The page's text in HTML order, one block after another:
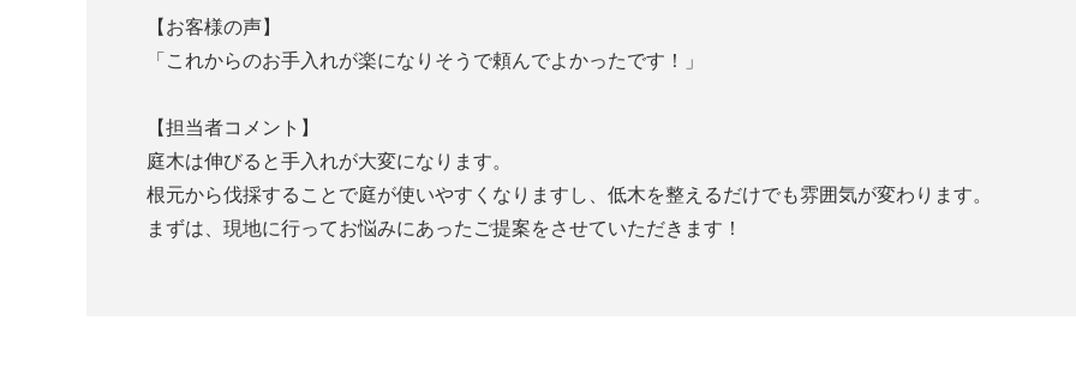
【お客様の声】
「これからのお手入れが楽になりそうで頼んでよかったです！」
【担当者コメント】
庭木は伸びると手入れが大変になります。
根元から伐採することで庭が使いやすくなりますし、低木を整えるだけでも雰囲気が変わります。
まずは、現地に行ってお悩みにあったご提案をさせていただきます！